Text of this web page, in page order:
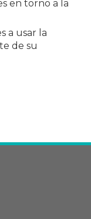
en torno a la
a usar la
de su